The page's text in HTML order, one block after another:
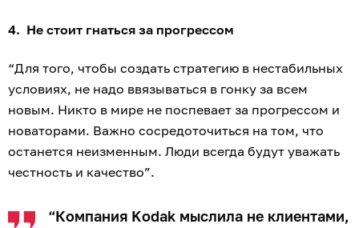
4. Не стоит гнаться за прогрессом
“Для того, чтобы создать стратегию в нестабильных
условиях, не надо ввязываться в гонку за всем
новым. Никто в мире не поспевает за прогрессом и
новаторами. Важно сосредоточиться на том, что
останется неизменным. Люди всегда будут уважать
честность и качество”.
“Компания Kodak мыслила не клиентами,